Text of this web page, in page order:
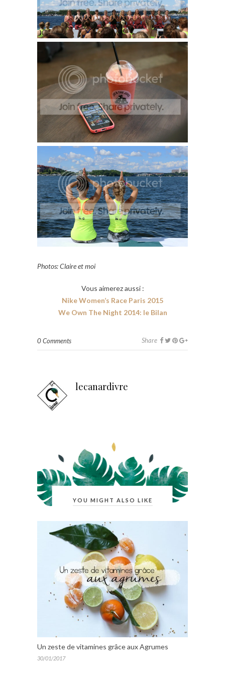
Photos: Claire et moi
Vous aimerez aussi :
Nike Women’s Race Paris 2015
We Own The Night 2014: le Bilan
0 Comments Share
lecanardivre
YOU MIGHT ALSO LIKE
Un zeste de vitamines grâce aux Agrumes
30/01/2017